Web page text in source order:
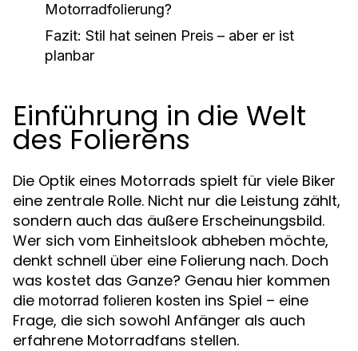
Motorradfolierung?
Fazit: Stil hat seinen Preis – aber er ist
planbar
Einführung in die Welt
des Folierens
Die Optik eines Motorrads spielt für viele Biker
eine zentrale Rolle. Nicht nur die Leistung zählt,
sondern auch das äußere Erscheinungsbild.
Wer sich vom Einheitslook abheben möchte,
denkt schnell über eine Folierung nach. Doch
was kostet das Ganze? Genau hier kommen
die motorrad folieren kosten ins Spiel – eine
Frage, die sich sowohl Anfänger als auch
erfahrene Motorradfans stellen.